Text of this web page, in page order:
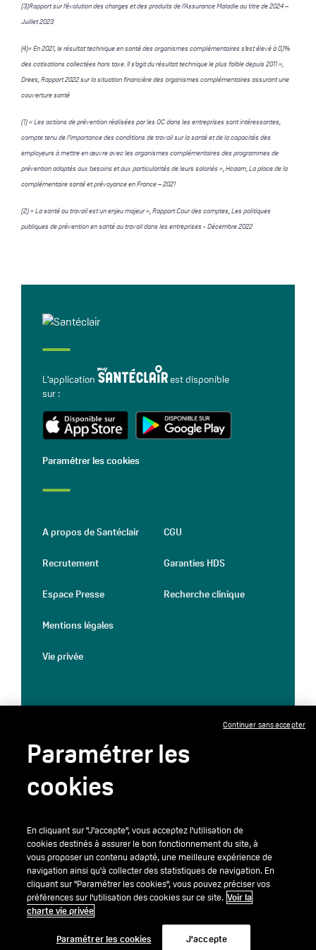
(3)Rapport sur l’évolution des charges et des produits de l’Assurance Maladie au titre de 2024 –
Juillet 2023
(4)« En 2021, le résultat technique en santé des organismes complémentaires s’est élevé à 0,1%
des cotisations collectées hors taxe. Il s’agit du résultat technique le plus faible depuis 2011 »,
Drees, Rapport 2022 sur la situation financière des organismes complémentaires assurant une
couverture santé
(1) « Les actions de prévention réalisées par les OC dans les entreprises sont intéressantes,
compte tenu de l’importance des conditions de travail sur la santé et de la capacités des
employeurs à mettre en œuvre avec les organismes complémentaires des programmes de
prévention adaptés aux besoins et aux particularités de leurs salariés », Hcaam, La place de la
complémentaire santé et prévoyance en France – 2021
(2) « La santé au travail est un enjeu majeur », Rapport Cour des comptes, Les politiques
publiques de prévention en santé au travail dans les entreprises - Décembre 2022
L'application
est disponible
sur :
Paramétrer les cookies
A propos de Santéclair
Recrutement
Espace Presse
Mentions légales
Vie privée
CGU
Garanties HDS
Recherche clinique
Paramétrer les
cookies
En cliquant sur "J'accepte", vous acceptez l'utilisation de
cookies destinés à assurer le bon fonctionnement du site, à
vous proposer un contenu adapté, une meilleure expérience de
navigation ainsi qu'à collecter des statistiques de navigation. En
cliquant sur "Paramétrer les cookies", vous pouvez préciser vos
préférences sur l'utilisation des cookies sur ce site. Voir la
charte vie privée
Paramétrer les cookies J'accepte
Continuer sans accepter